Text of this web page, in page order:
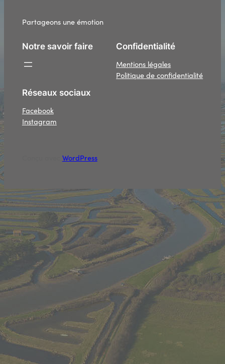
Partageons une émotion
Notre savoir faire
Confidentialité
Mentions légales
Politique de confidentialité
Réseaux sociaux
Facebook
Instagram
WordPress